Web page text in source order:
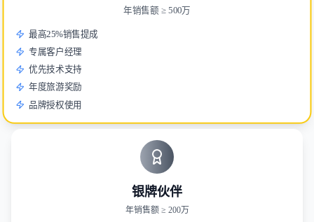
年销售额 ≥ 500万
最高25%销售提成
专属客户经理
优先技术支持
年度旅游奖励
品牌授权使用
银牌伙伴
年销售额 ≥ 200万